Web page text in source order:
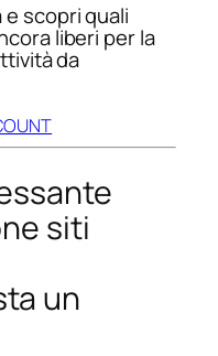
e scopri quali
liberi per la
da
siti
un